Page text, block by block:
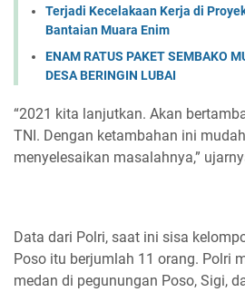
Terjadi Kecelakaan Kerja di
Bantaian Muara Enim
ENAM RATUS PAKET SEMBAKO
DESA BERINGIN LUBAI
“2021 kita lanjutkan. Akan
TNI. Dengan ketambahan ini
menyelesaikan masalahnya,”
Data dari Polri, saat ini sisa
Poso itu berjumlah 11 orang. Polri
medan di pegunungan Poso, Sigi,